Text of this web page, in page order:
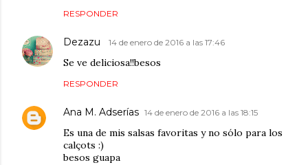
RESPONDER
Dezazu 14 de enero de 2016 a las 17:46
Se ve deliciosa!!besos
RESPONDER
Ana M. Adserías 14 de enero de 2016 a las 18:15
Es una de mis salsas favoritas y no sólo para los
calçots :)
besos guapa